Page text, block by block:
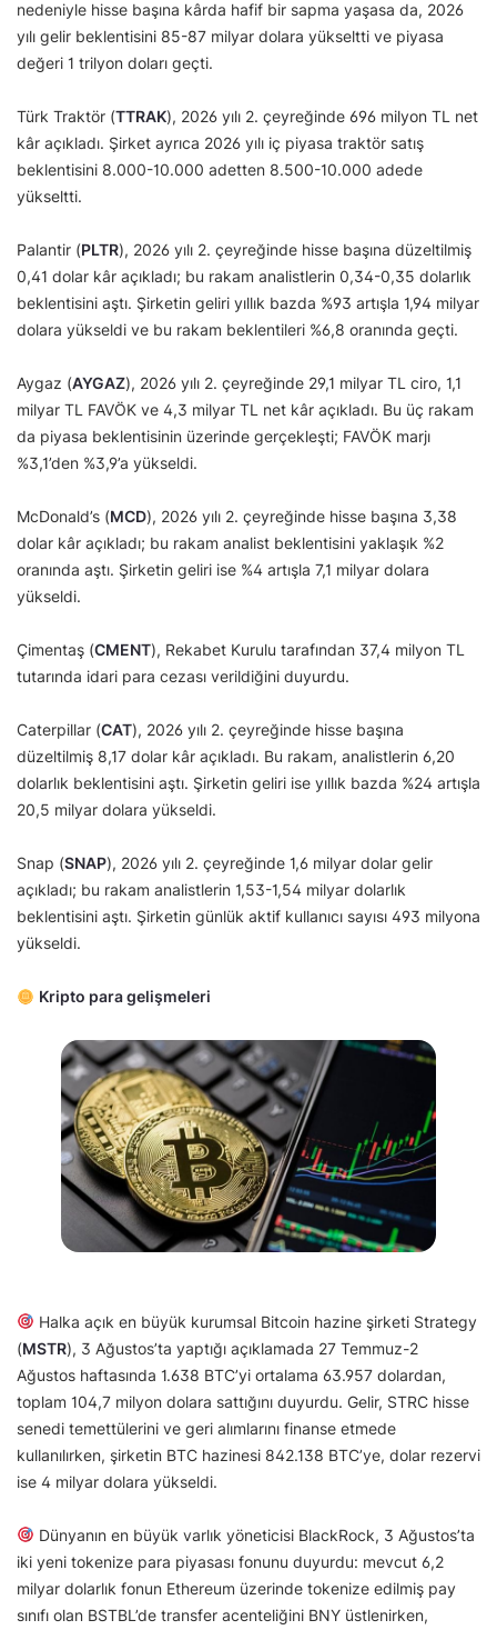
nedeniyle hisse başına kârda hafif bir sapma yaşasa da, 2026
yılı gelir beklentisini 85-87 milyar dolara yükseltti ve piyasa
değeri 1 trilyon doları geçti.
Türk Traktör (TTRAK), 2026 yılı 2. çeyreğinde 696 milyon TL net
kâr açıkladı. Şirket ayrıca 2026 yılı iç piyasa traktör satış
beklentisini 8.000-10.000 adetten 8.500-10.000 adede
yükseltti.
Palantir (PLTR), 2026 yılı 2. çeyreğinde hisse başına düzeltilmiş
0,41 dolar kâr açıkladı; bu rakam analistlerin 0,34-0,35 dolarlık
beklentisini aştı. Şirketin geliri yıllık bazda %93 artışla 1,94 milyar
dolara yükseldi ve bu rakam beklentileri %6,8 oranında geçti.
Aygaz (AYGAZ), 2026 yılı 2. çeyreğinde 29,1 milyar TL ciro, 1,1
milyar TL FAVÖK ve 4,3 milyar TL net kâr açıkladı. Bu üç rakam
da piyasa beklentisinin üzerinde gerçekleşti; FAVÖK marjı
%3,1’den %3,9’a yükseldi.
McDonald’s (MCD), 2026 yılı 2. çeyreğinde hisse başına 3,38
dolar kâr açıkladı; bu rakam analist beklentisini yaklaşık %2
oranında aştı. Şirketin geliri ise %4 artışla 7,1 milyar dolara
yükseldi.
Çimentaş (CMENT), Rekabet Kurulu tarafından 37,4 milyon TL
tutarında idari para cezası verildiğini duyurdu.
Caterpillar (CAT), 2026 yılı 2. çeyreğinde hisse başına
düzeltilmiş 8,17 dolar kâr açıkladı. Bu rakam, analistlerin 6,20
dolarlık beklentisini aştı. Şirketin geliri ise yıllık bazda %24 artışla
20,5 milyar dolara yükseldi.
Snap (SNAP), 2026 yılı 2. çeyreğinde 1,6 milyar dolar gelir
açıkladı; bu rakam analistlerin 1,53-1,54 milyar dolarlık
beklentisini aştı. Şirketin günlük aktif kullanıcı sayısı 493 milyona
yükseldi.
Kripto para gelişmeleri
Halka açık en büyük kurumsal Bitcoin hazine şirketi Strategy
(MSTR), 3 Ağustos’ta yaptığı açıklamada 27 Temmuz-2
Ağustos haftasında 1.638 BTC’yi ortalama 63.957 dolardan,
toplam 104,7 milyon dolara sattığını duyurdu. Gelir, STRC hisse
senedi temettülerini ve geri alımlarını finanse etmede
kullanılırken, şirketin BTC hazinesi 842.138 BTC’ye, dolar rezervi
ise 4 milyar dolara yükseldi.
Dünyanın en büyük varlık yöneticisi BlackRock, 3 Ağustos’ta
iki yeni tokenize para piyasası fonunu duyurdu: mevcut 6,2
milyar dolarlık fonun Ethereum üzerinde tokenize edilmiş pay
sınıfı olan BSTBL’de transfer acenteliğini BNY üstlenirken,